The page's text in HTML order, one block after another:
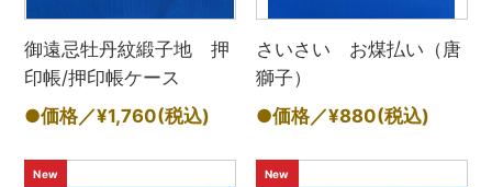
御遠忌牡丹紋緞子地 押
印帳/押印帳ケース
●価格／¥1,760(税込)
さいさい お煤払い（唐
獅子）
●価格／¥880(税込)
New New